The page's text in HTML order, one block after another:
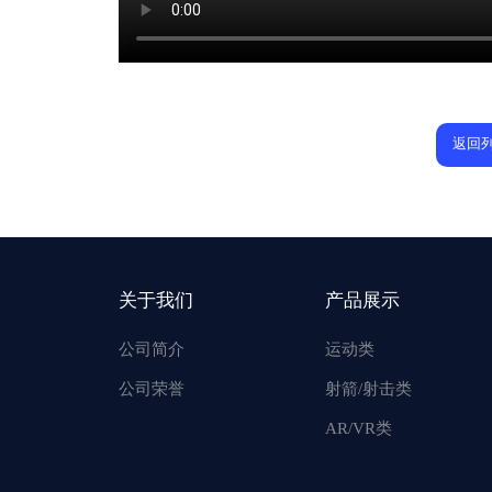
返回
关于我们
公司简介
公司荣誉
产品展示
运动类
射箭/射击类
AR/VR类